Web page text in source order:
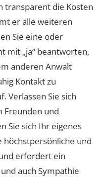
transparent die Kosten
er alle weiteren
Sie eine oder
mit „ja“ beantworten,
anderen Anwalt
Kontakt zu
Verlassen Sie sich
Freunden und
Sie sich Ihr eigenes
höchstpersönliche und
erfordert ein
auch Sympathie